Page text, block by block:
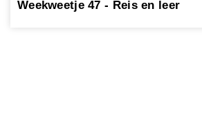
Weekweetje 47 - Reis en leer